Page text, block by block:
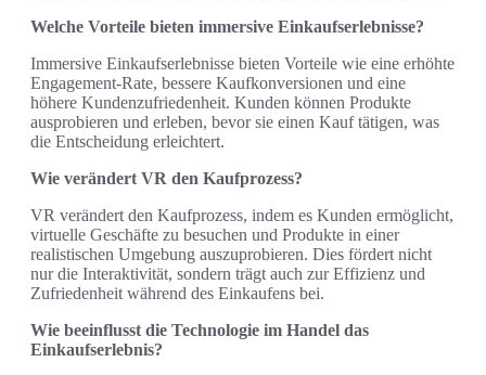
Welche Vorteile bieten immersive Einkaufserlebnisse?
Immersive Einkaufserlebnisse bieten Vorteile wie eine erhöhte
Engagement-Rate, bessere Kaufkonversionen und eine
höhere Kundenzufriedenheit. Kunden können Produkte
ausprobieren und erleben, bevor sie einen Kauf tätigen, was
die Entscheidung erleichtert.
Wie verändert VR den Kaufprozess?
VR verändert den Kaufprozess, indem es Kunden ermöglicht,
virtuelle Geschäfte zu besuchen und Produkte in einer
realistischen Umgebung auszuprobieren. Dies fördert nicht
nur die Interaktivität, sondern trägt auch zur Effizienz und
Zufriedenheit während des Einkaufens bei.
Wie beeinflusst die Technologie im Handel das
Einkaufserlebnis?